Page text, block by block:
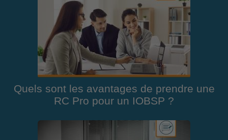
Quels sont les avantages de prendre une
RC Pro pour un IOBSP ?